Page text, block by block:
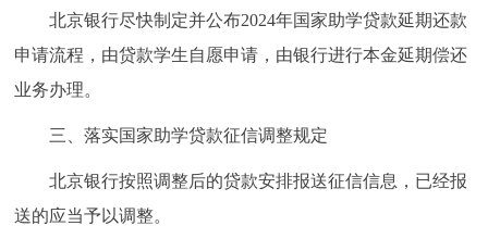
北京银行尽快制定并公布2024年国家助学贷款延期还款
申请流程，由贷款学生自愿申请，由银行进行本金延期偿还
业务办理。
三、落实国家助学贷款征信调整规定
北京银行按照调整后的贷款安排报送征信信息，已经报
送的应当予以调整。